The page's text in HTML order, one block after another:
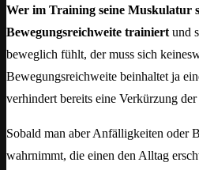
Wer im Training seine Muskulatur
Bewegungsreichweite trainiert und
beweglich fühlt, der muss sich
Bewegungsreichweite beinhaltet ja
verhindert bereits eine Verkürzung
Sobald man aber Anfälligkeiten oder
wahrnimmt, die einen den Alltag